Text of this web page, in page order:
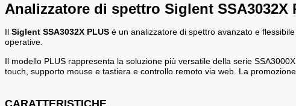
Analizzatore di spettro Siglent SSA3032X
Il Siglent SSA3032X PLUS è un analizzatore di spettro avanzato e
operative.
Il modello PLUS rappresenta la soluzione più versatile della serie
touch, supporto mouse e tastiera e controllo remoto via web. La